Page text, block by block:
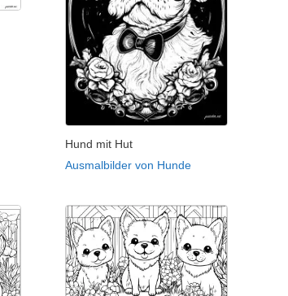
Hund mit Hut
Ausmalbilder von Hunde